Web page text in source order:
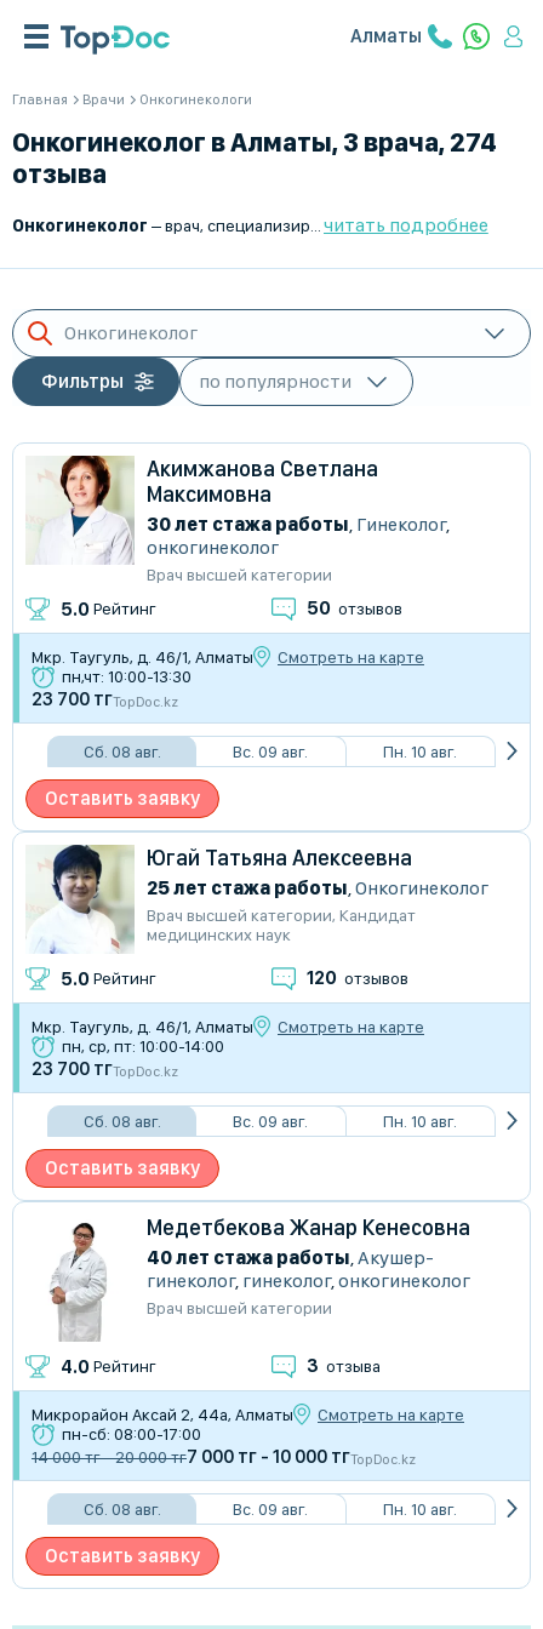
Алматы
Главная Врачи Онкогинекологи
Онкогинеколог в Алматы, 3 врача, 274
отзыва
Онкогинеколог – врач, специализирующийся на диагностике, лечении и профилактике злокачественных и доброкачественных опухолей женской репродуктивной системы. В его компетенцию входят такие патологии, как новообразования шейки матки, яичников, эндометрия, влагалища, вульвы, а также предраковые состояния, требующие наблюдения и терапии. читать подробнее
Онкогинеколог
Фильтры
Акимжанова Светлана
Максимовна
30 лет стажа работы, Гинеколог,
онкогинеколог
Врач высшей категории
5.0 Рейтинг 50 отзывов
Мкр. Таугуль, д. 46/1, Алматы
Смотреть на карте
пн,чт: 10:00-13:30
23 700 тгTopDoc.kz
Сб. 08 авг. Вс. 09 авг. Пн. 10 авг.
Оставить заявку
Югай Татьяна Алексеевна
25 лет стажа работы,Онкогинеколог
Врач высшей категории, Кандидат
медицинских наук
5.0 Рейтинг 120 отзывов
Мкр. Таугуль, д. 46/1, Алматы
Смотреть на карте
пн, ср, пт: 10:00-14:00
23 700 тгTopDoc.kz
Сб. 08 авг. Вс. 09 авг. Пн. 10 авг.
Оставить заявку
Медетбекова Жанар Кенесовна
40 лет стажа работы,Акушер-
гинеколог, гинеколог,онкогинеколог
Врач высшей категории
4.0 Рейтинг 3 отзыва
Микрорайон Аксай 2, 44а, Алматы
Смотреть на карте
пн-сб: 08:00-17:00
14 000 тг - 20 000 тг7 000 тг - 10 000 тгTopDoc.kz
Сб. 08 авг. Вс. 09 авг. Пн. 10 авг.
Оставить заявку